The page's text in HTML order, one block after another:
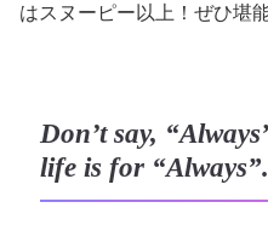
はスヌーピー以上！ぜひ堪
Don’t say,
life is for “Always”.